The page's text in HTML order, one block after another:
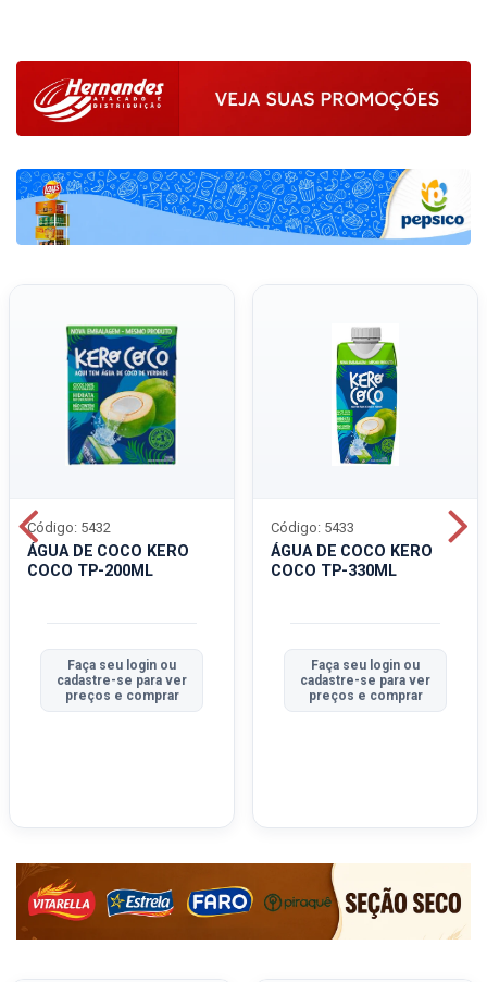
ÁGUA DE COCO KERO
COCO TP-200ML
Código: 5432
Faça seu login ou
cadastre-se para ver
preços e comprar
ÁGUA DE COCO KERO
COCO TP-330ML
Código: 5433
Faça seu login ou
cadastre-se para ver
preços e comprar